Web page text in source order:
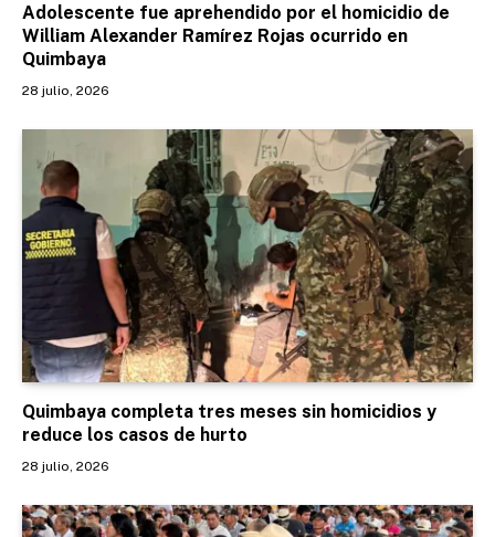
Adolescente fue aprehendido por el homicidio de
William Alexander Ramírez Rojas ocurrido en
Quimbaya
28 julio, 2026
Quimbaya completa tres meses sin homicidios y
reduce los casos de hurto
28 julio, 2026